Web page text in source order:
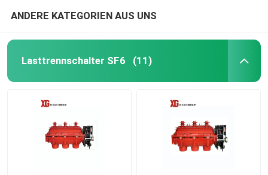
ANDERE KATEGORIEN AUS UNS
Lasttrennschalter SF6 (11)